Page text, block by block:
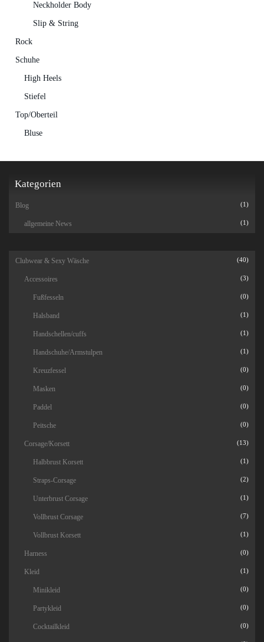
Neckholder Body
Slip & String
Rock
Schuhe
High Heels
Stiefel
Top/Oberteil
Bluse
Kategorien
Blog (1)
allgemeine News (1)
Clubwear & Sexy Wäsche (40)
Accessoires (3)
Fußfesseln (0)
Halsband (1)
Handschellen/cuffs (1)
Handschuhe/Armstulpen (1)
Kreuzfessel (0)
Masken (0)
Paddel (0)
Peitsche (0)
Corsage/Korsett (13)
Halbbrust Korsett (1)
Straps-Corsage (2)
Unterbrust Corsage (1)
Vollbrust Corsage (7)
Vollbrust Korsett (1)
Harness (0)
Kleid (1)
Minikleid (0)
Partykleid (0)
Cocktailkleid (0)